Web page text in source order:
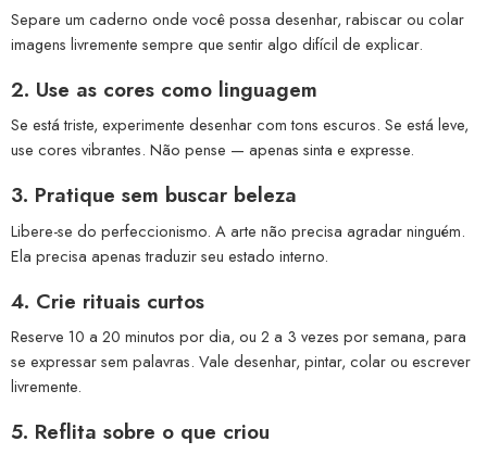
Separe um caderno onde você possa desenhar, rabiscar ou colar
imagens livremente sempre que sentir algo difícil de explicar.
2. Use as cores como linguagem
Se está triste, experimente desenhar com tons escuros. Se está leve,
use cores vibrantes. Não pense — apenas sinta e expresse.
3. Pratique sem buscar beleza
Libere-se do perfeccionismo. A arte não precisa agradar ninguém.
Ela precisa apenas traduzir seu estado interno.
4. Crie rituais curtos
Reserve 10 a 20 minutos por dia, ou 2 a 3 vezes por semana, para
se expressar sem palavras. Vale desenhar, pintar, colar ou escrever
livremente.
5. Reflita sobre o que criou